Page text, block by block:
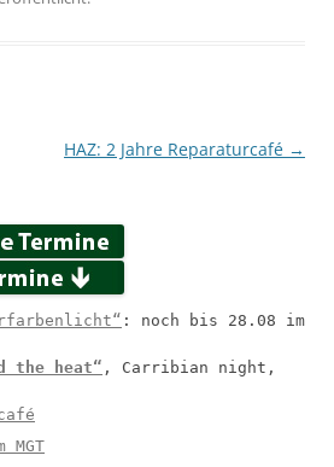
HAZ: 2 Jahre Reparaturcafé →
: noch bis 28.08 im
the heat“ , Carribian night,
MGT